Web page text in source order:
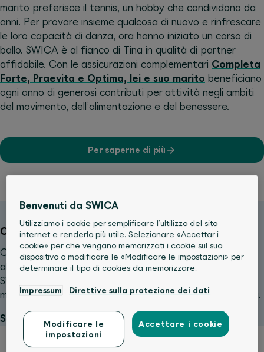
marito preferisce il tennis, un hobby che condividono da
anni. Per provare insieme qualcosa di nuovo e rinfrescare
le loro capacità di danza, ora hanno iniziato un corso di
ballo. SWICA è al fianco di Tina in qualità di partner
affidabile. Con le assicurazioni complementari Completa
Forte, Praevita e Optima, lei e suo marito beneficiano
ogni anno di generosi contributi per attività negli ambiti
del movimento, dell’alimentazione e del benessere.
Per saperne di più
Offerta per la vostra salute
Che si tratti di yoga, danza, nuoto, aquafit, sauna,
allenamento della forza, sci di fondo, tennis o golf,
SWICA vi aiuta a rafforzare la vostra salute e a
migliorare il vostro benessere con un’offerta molto varia.
Scoprire ora le offerte
Benvenuti da SWICA
Utilizziamo i cookie per semplificare l’ultilizzo del sito
internet e renderlo più utile. Selezionare «Accettar i
cookie» per che vengano memorizzati i cookie sul suo
dispositivo o modificare le «Modificare le impostazioni» per
determinare il tipo di cookies da memorizzare.
Impressum Direttive sulla protezione dei dati
Modificare le
impostazioni
Accettare i cookie